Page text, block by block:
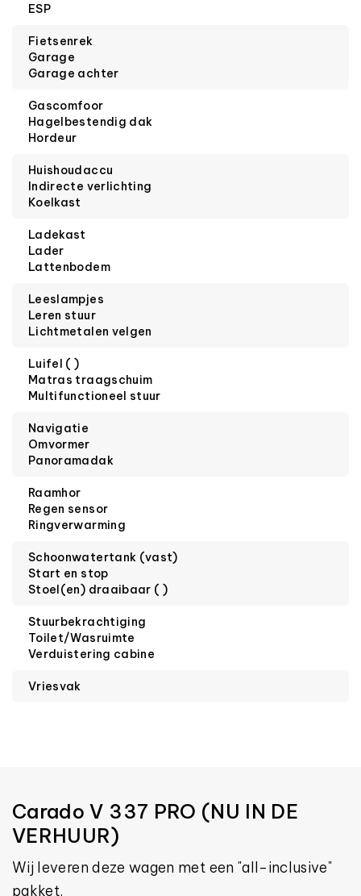
ESP
Fietsenrek
Garage
Garage achter
Gascomfoor
Hagelbestendig dak
Hordeur
Huishoudaccu
Indirecte verlichting
Koelkast
Ladekast
Lader
Lattenbodem
Leeslampjes
Leren stuur
Lichtmetalen velgen
Luifel ( )
Matras traagschuim
Multifunctioneel stuur
Navigatie
Omvormer
Panoramadak
Raamhor
Regen sensor
Ringverwarming
Schoonwatertank (vast)
Start en stop
Stoel(en) draaibaar ( )
Stuurbekrachtiging
Toilet/Wasruimte
Verduistering cabine
Vriesvak
Carado V 337 PRO (NU IN DE
VERHUUR)
Wij leveren deze wagen met een "all-inclusive"
pakket.